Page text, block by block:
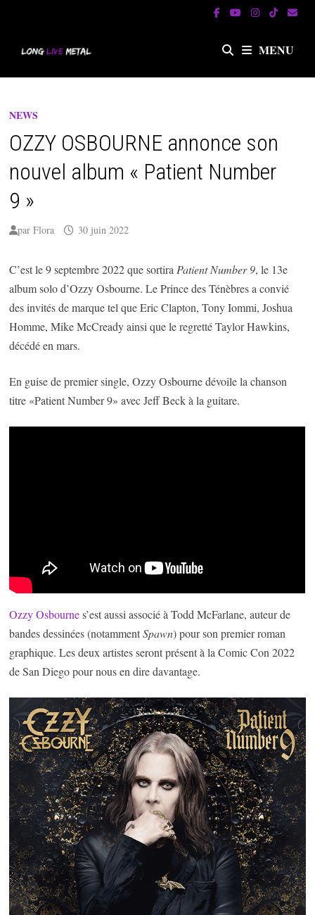
MENU
NEWS
OZZY OSBOURNE annonce son
nouvel album « Patient Number
9 »
parFlora 30 juin 2022
C’est le 9 septembre 2022 que sortira Patient Number 9, le 13e
album solo d’Ozzy Osbourne. Le Prince des Ténèbres a convié
des invités de marque tel que Eric Clapton, Tony Iommi, Joshua
Homme, Mike McCready ainsi que le regretté Taylor Hawkins,
décédé en mars.
En guise de premier single, Ozzy Osbourne dévoile la chanson
titre «Patient Number 9» avec Jeff Beck à la guitare.
Ozzy Osbournes’est aussi associé à Todd McFarlane, auteur de
bandes dessinées (notammentSpawn) pour son premier roman
graphique. Les deux artistes seront présent à la Comic Con 2022
de San Diego pour nous en dire davantage.